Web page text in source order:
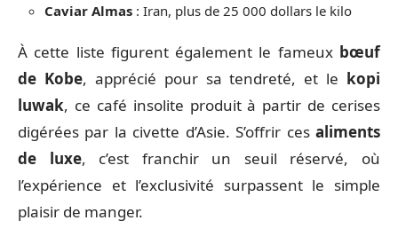
Caviar Almas : Iran, plus de 25 000 dollars le kilo
À cette liste figurent également le fameux bœuf
de Kobe, apprécié pour sa tendreté, et le kopi
luwak, ce café insolite produit à partir de cerises
digérées par la civette d’Asie. S’offrir ces aliments
de luxe, c’est franchir un seuil réservé, où
l’expérience et l’exclusivité surpassent le simple
plaisir de manger.